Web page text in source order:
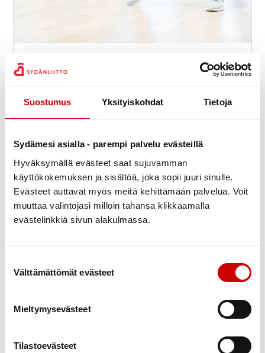
Suostumus Yksityiskohdat Tietoja
Sydämesi asialla - parempi palvelu evästeillä
Hyväksymällä evästeet saat sujuvamman
käyttökokemuksen ja sisältöä, joka sopii juuri sinulle.
Evästeet auttavat myös meitä kehittämään palvelua. Voit
muuttaa valintojasi milloin tahansa klikkaamalla
evästelinkkiä sivun alakulmassa.
Välttämättömät evästeet
Mieltymysevästeet
Tilastoevästeet
elo 9:15
Tohmajärvi-Värtsilän Sydänyhdistys Ry
Kesäteatterimatka Utran uittotuvalle
Nilsiän Sydänyhdistys Ry